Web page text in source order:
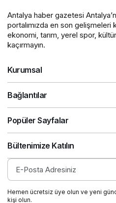
Antalya haber gazetesi
portalımızda en son
ekonomi, tarım, yerel spor,
kaçırmayın.
Kurumsal
Bağlantılar
Popüler Sayfalar
Bültenimize Katılın
Hemen ücretsiz üye olun ve yeni
kişi olun.